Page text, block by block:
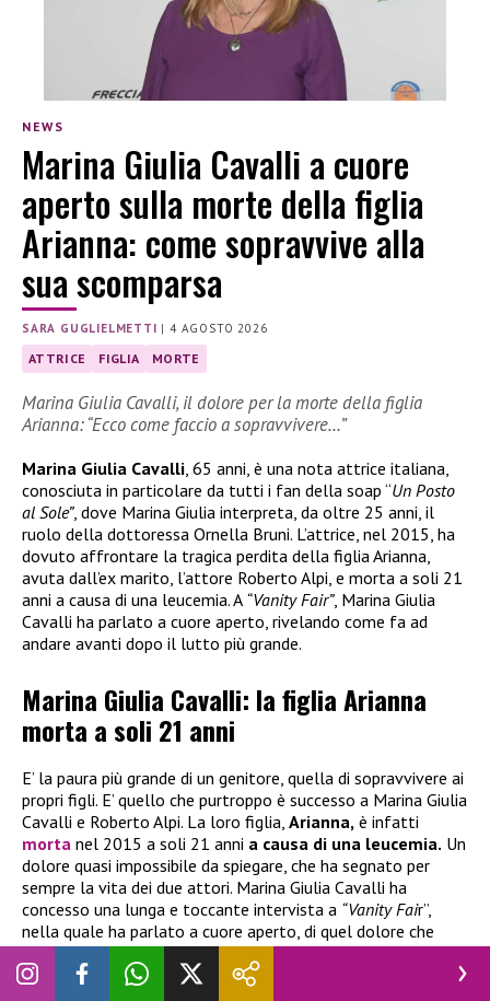
NEWS
Marina Giulia Cavalli a cuore
aperto sulla morte della figlia
Arianna: come sopravvive alla
sua scomparsa
SARA GUGLIELMETTI |4 AGOSTO 2026
ATTRICE FIGLIA MORTE
Marina Giulia Cavalli, il dolore per la morte della figlia
Arianna: “Ecco come faccio a sopravvivere…”
Marina Giulia Cavalli, 65 anni, è una nota attrice italiana,
conosciuta in particolare da tutti i fan della soap “Un Posto
al Sole”, dove Marina Giulia interpreta, da oltre 25 anni, il
ruolo della dottoressa Ornella Bruni. L’attrice, nel 2015, ha
dovuto affrontare la tragica perdita della figlia Arianna,
avuta dall’ex marito, l’attore Roberto Alpi, e morta a soli 21
anni a causa di una leucemia. A “Vanity Fair”, Marina Giulia
Cavalli ha parlato a cuore aperto, rivelando come fa ad
andare avanti dopo il lutto più grande.
Marina Giulia Cavalli: la figlia Arianna
morta a soli 21 anni
E’ la paura più grande di un genitore, quella di sopravvivere ai
propri figli. E’ quello che purtroppo è successo a Marina Giulia
Cavalli e Roberto Alpi. La loro figlia, Arianna, è infatti
morta nel 2015 a soli 21 anni a causa di una leucemia. Un
dolore quasi impossibile da spiegare, che ha segnato per
sempre la vita dei due attori. Marina Giulia Cavalli ha
concesso una lunga e toccante intervista a “Vanity Fair”,
nella quale ha parlato a cuore aperto, di quel dolore che
ancora oggi, a distanza di 11 anni, è ancora presente e con il
quale deve fare i coni ogni giorno: